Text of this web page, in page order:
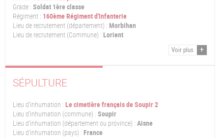
Grade : Soldat 1ère classe
Régiment : 160ème Régiment d'Infanterie
Lieu de recrutement (département) : Morbihan
Lieu de recrutement (Commune) : Lorient
Voir plus
SÉPULTURE
Lieu d'inhumation : Le cimetière français de Soupir 2
Lieu d'inhumation (commune) : Soupir
Lieu d'inhumation (département ou province) : Aisne
Lieu d'inhumation (pays) : France